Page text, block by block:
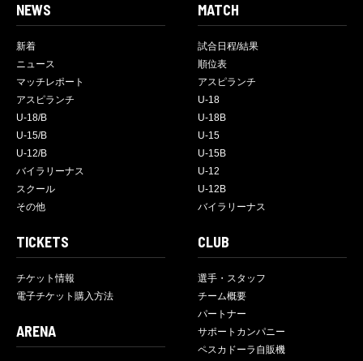
NEWS
新着
ニュース
マッチレポート
アスピランチ
U-18/B
U-15/B
U-12/B
バイラリーナス
スクール
その他
MATCH
試合日程/結果
順位表
アスピランチ
U-18
U-18B
U-15
U-15B
U-12
U-12B
バイラリーナス
TICKETS
チケット情報
電子チケット購入方法
ARENA
CLUB
選手・スタッフ
チーム概要
パートナー
サポートカンパニー
ペスカドーラ自販機